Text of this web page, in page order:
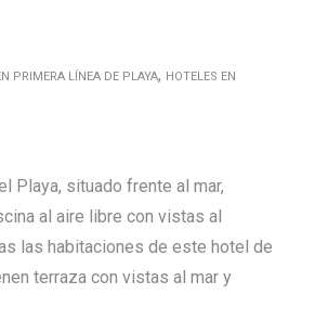
PRIMERA LÍNEA DE PLAYA, HOTELES EN
Playa, situado frente al mar,
al aire libre con vistas al
las habitaciones de este hotel de
terraza con vistas al mar y